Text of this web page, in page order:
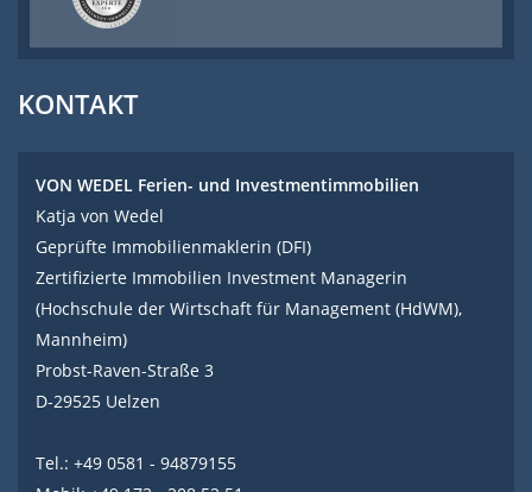
KONTAKT
VON WEDEL Ferien- und Investmentimmobilien
Katja von Wedel
Geprüfte Immobilienmaklerin (DFI)
Zertifizierte Immobilien Investment Managerin
(Hochschule der Wirtschaft für Management (HdWM),
Mannheim)
Probst-Raven-Straße 3
D-29525 Uelzen
Tel.: +49 0581 - 94879155